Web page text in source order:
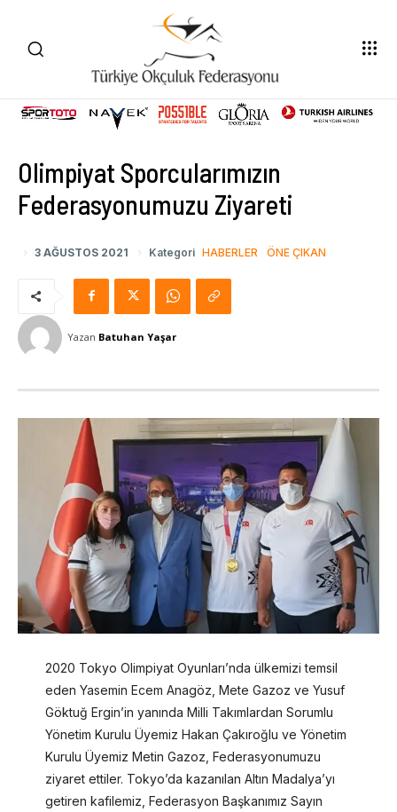
Olimpiyat Sporcularımızın
Federasyonumuzu Ziyareti
3 AĞUSTOS 2021 Kategori HABERLER ÖNE ÇIKAN
Yazan Batuhan Yaşar
2020 Tokyo Olimpiyat Oyunları’nda ülkemizi temsil
eden Yasemin Ecem Anagöz, Mete Gazoz ve Yusuf
Göktuğ Ergin’in yanında Milli Takımlardan Sorumlu
Yönetim Kurulu Üyemiz Hakan Çakıroğlu ve Yönetim
Kurulu Üyemiz Metin Gazoz, Federasyonumuzu
ziyaret ettiler. Tokyo’da kazanılan Altın Madalya’yı
getiren kafilemiz, Federasyon Başkanımız Sayın